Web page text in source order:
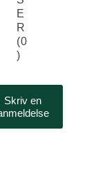
E
R
(0
)
Skriv en